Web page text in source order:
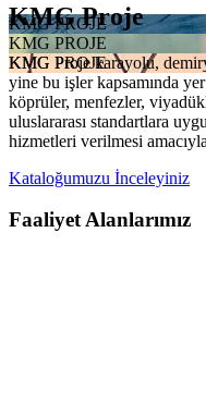
KMG PROJE
KMG PROJE
KMG PROJE
KMG Proje
KMG Proje karayolu,
yine bu işler kapsamında
köprüler, menfezler,
uluslararası standartlara
hizmetleri verilmesi
Kataloğumuzu İnceleyiniz
Faaliyet Alanlarımız